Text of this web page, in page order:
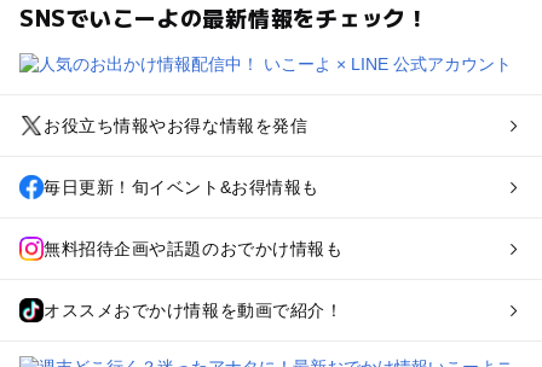
SNSでいこーよの最新情報をチェック！
お役立ち情報やお得な情報を発信
毎日更新！旬イベント&お得情報も
無料招待企画や話題のおでかけ情報も
オススメおでかけ情報を動画で紹介！